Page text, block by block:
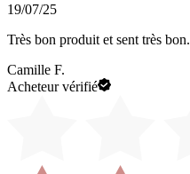
19/07/25
Très bon produit et sent très bon.
Camille F.
Acheteur vérifié